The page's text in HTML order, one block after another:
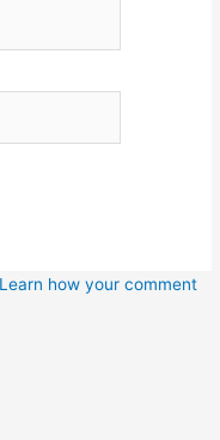
Learn how your comment